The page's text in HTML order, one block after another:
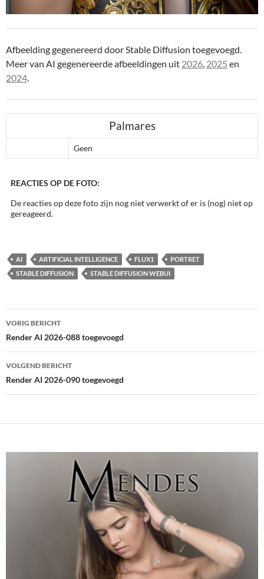
Afbeelding gegenereerd door Stable Diffusion toegevoegd.
Meer van AI gegenereerde afbeeldingen uit 2026, 2025 en
2024.
Palmares
Geen
REACTIES OP DE FOTO:
De reacties op deze foto zijn nog niet verwerkt of er is (nog) niet op
gereageerd.
AI ARTIFICIAL INTELLIGENCE FLUX1
PORTRET
STABLE DIFFUSION
STABLE DIFFUSION WEBUI
Bericht
navigatie
VORIG BERICHT
Render AI 2026-088 toegevoegd
VOLGEND BERICHT
Render AI 2026-090 toegevoegd